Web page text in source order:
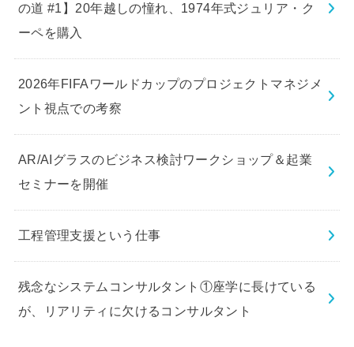
の道 #1】20年越しの憧れ、1974年式ジュリア・ク
ーペを購入
2026年FIFAワールドカップのプロジェクトマネジメ
ント視点での考察
AR/AIグラスのビジネス検討ワークショップ＆起業
セミナーを開催
工程管理支援という仕事
残念なシステムコンサルタント①座学に長けている
が、リアリティに欠けるコンサルタント